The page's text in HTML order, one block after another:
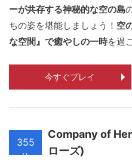
ーが共存する神秘的な空の島
ちの姿を堪能しましょう！ 空
な空間』で癒やしの一時を過
今すぐプレイ
355
位
Company of
ローズ)